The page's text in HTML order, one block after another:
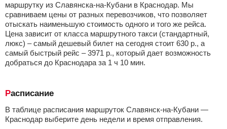
маршрутку из Славянска-на-Кубани в Краснодар. Мы
сравниваем цены от разных перевозчиков, что позволяет
отыскать наименьшую стоимость одного и того же рейса.
Цена зависит от класса маршрутного такси (стандартный,
люкс) – самый дешевый билет на сегодня стоит 630 р., а
самый быстрый рейс –3971 р., который дает возможность
добраться до Краснодара за 1 ч 10 мин.
Расписание
В таблице расписания маршруток Славянск-на-Кубани —
Краснодар выберите день недели и время отправления.